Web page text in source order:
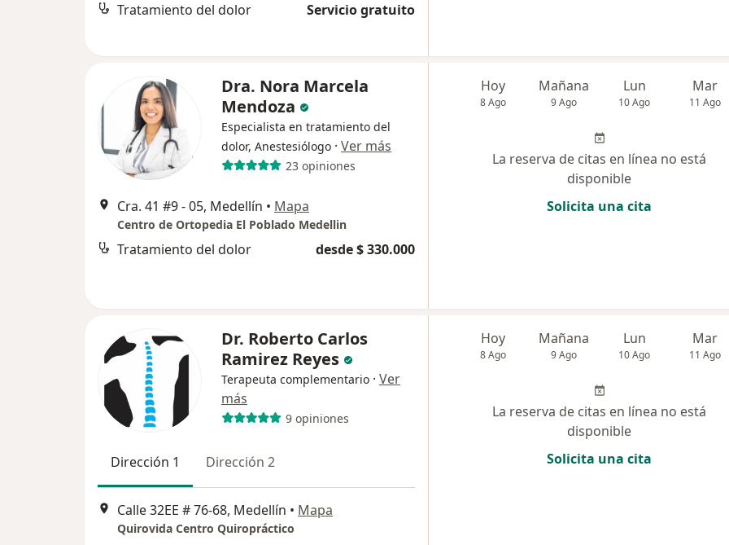
Tratamiento del dolor Servicio gratuito
Dra. Nora Marcela
Mendoza
Especialista en tratamiento del
dolor, Anestesiólogo · Ver más
23 opiniones
Cra. 41 #9 - 05, Medellín • Mapa
Centro de Ortopedia El Poblado Medellin
Tratamiento del dolor desde $ 330.000
Hoy
8 Ago
Mañana
9 Ago
Lun
10 Ago
Mar
11 Ago
La reserva de citas en línea no está
disponible
Solicita una cita
Dr. Roberto Carlos
Ramirez Reyes
Terapeuta complementario · Ver
más
9 opiniones
Dirección 1 Dirección 2
Calle 32EE # 76-68, Medellín • Mapa
Quirovida Centro Quiropráctico
Hoy
8 Ago
Mañana
9 Ago
Lun
10 Ago
Mar
11 Ago
La reserva de citas en línea no está
disponible
Solicita una cita